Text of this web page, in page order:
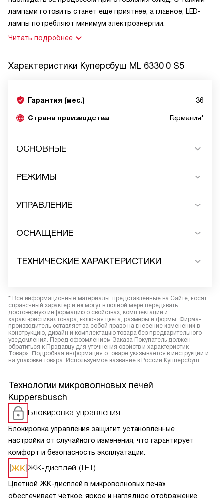
лампами готовить станет еще приятнее, а главное, LED-
лампы потребляют минимум электроэнергии.
Читать подробнее
Характеристики Куперсбуш ML 6330 0 S5
Гарантия (мес.) 36
Страна производства Германия*
ОСНОВНЫЕ
РЕЖИМЫ
УПРАВЛЕНИЕ
ОСНАЩЕНИЕ
ТЕХНИЧЕСКИЕ ХАРАКТЕРИСТИКИ
* Все информационные материалы, представленные на Сайте, носят
справочный характер и не могут в полной мере передавать
достоверную информацию о свойствах, комплектации и
характеристиках товара, включая цвета, размеры и формы. Фирма-
производитель оставляет за собой право на внесение изменений в
конструкцию, дизайн и комплектацию товара без предварительного
уведомления. Перед оформлением Заказа Покупатель должен
обратиться к Продавцу для уточнения свойств и характеристик
Товара. Подробная информация о товаре указывается в инструкции и
на упаковке товара. Используемое название в России Купперсбуш
Технологии микроволновых печей
Kuppersbusch
Блокировка управления
Блокировка управления защитит установленные
настройки от случайного изменения, что гарантирует
комфорт и безопасность эксплуатации.
ЖК-дисплей (TFT)
Цветной ЖК-дисплей в микроволновых печах
обеспечивает чёткое, яркое и наглядное отображение